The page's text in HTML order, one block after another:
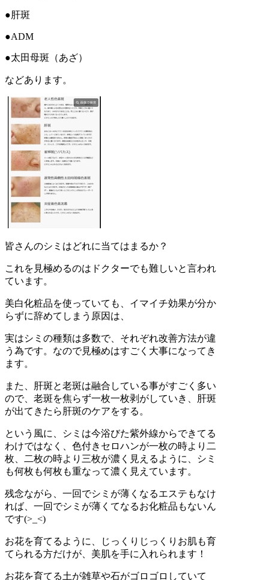
●肝斑
●ADM
●太田母斑（あざ）
などあります。
皆さんのシミはどれに当てはまるか？
これを見極めるのはドクターでも難しいと言われ
ています。
美白化粧品を使っていても、イマイチ効果が分か
らずに辞めてしまう原因は、
実はシミの種類は多数で、それぞれ改善方法が違
う為です。なので見極めはすごく大事になってき
ます。
また、肝斑と老斑は融合している事がすごく多い
ので、老斑を焦らず一枚一枚剥がしていき、肝斑
が出てきたら肝斑のケアをする。
という風に、シミは今浴びた紫外線からできてる
わけではなく、色付きセロハンが一枚の時より二
枚、二枚の時より三枚が濃く見えるように、シミ
も何枚も何枚も重なって濃く見えています。
残念ながら、一回でシミが薄くなるエステもなけ
れば、一回でシミが薄くてなるお化粧品もないん
です(>_<)
お花を育てるように、じっくりじっくりお肌も育
てられる方だけが、美肌を手に入れられます！
お花を育てる土が雑草や石がゴロゴロしていて